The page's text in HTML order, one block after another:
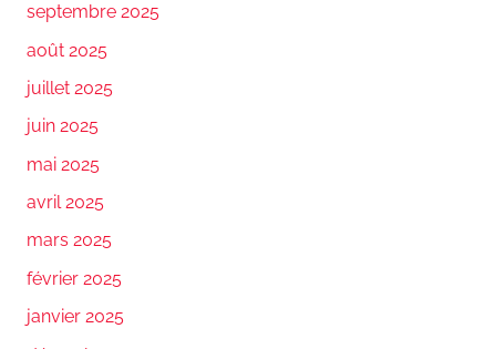
septembre 2025
août 2025
juillet 2025
juin 2025
mai 2025
avril 2025
mars 2025
février 2025
janvier 2025